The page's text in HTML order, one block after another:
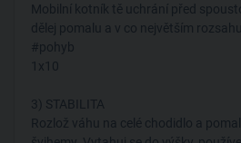
Mobilní kotník tě uchrání před
dělej pomalu a v co největším
#pohyb
1x10
3) STABILITA
Rozlož váhu na celé chodidlo a